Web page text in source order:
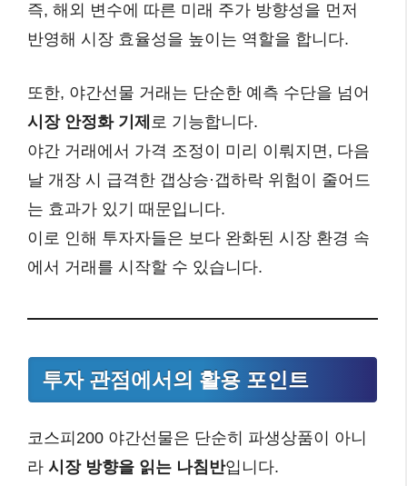
즉, 해외 변수에 따른 미래 주가 방향성을 먼저
반영해 시장 효율성을 높이는 역할을 합니다.
또한, 야간선물 거래는 단순한 예측 수단을 넘어
시장 안정화 기제 로 기능합니다.
야간 거래에서 가격 조정이 미리 이뤄지면, 다음
날 개장 시 급격한 갭상승·갭하락 위험이 줄어드
는 효과가 있기 때문입니다.
이로 인해 투자자들은 보다 완화된 시장 환경 속
에서 거래를 시작할 수 있습니다.
투자 관점에서의 활용 포인트
코스피200 야간선물은 단순히 파생상품이 아니
라 시장 방향을 읽는 나침반입니다.